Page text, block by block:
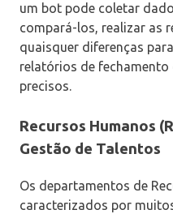
um bot pode coletar
compará-los, realizar as
quaisquer diferenças
relatórios de fechamento
precisos.
Recursos Humanos
Gestão de Talentos
Os departamentos de
caracterizados por